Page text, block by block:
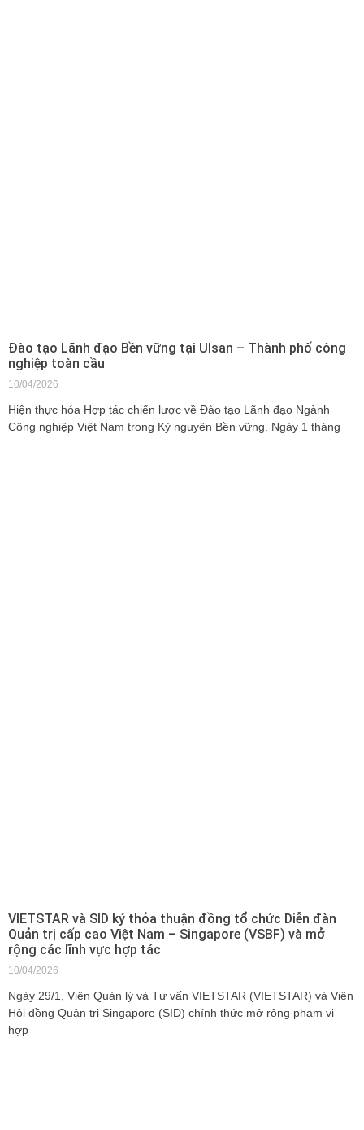
Đào tạo Lãnh đạo Bền vững tại Ulsan – Thành phố công
nghiệp toàn cầu
10/04/2026
Hiện thực hóa Hợp tác chiến lược về Đào tạo Lãnh đạo Ngành
Công nghiệp Việt Nam trong Kỷ nguyên Bền vững. Ngày 1 tháng
VIETSTAR và SID ký thỏa thuận đồng tổ chức Diễn đàn
Quản trị cấp cao Việt Nam – Singapore (VSBF) và mở
rộng các lĩnh vực hợp tác
10/04/2026
Ngày 29/1, Viện Quản lý và Tư vấn VIETSTAR (VIETSTAR) và Viện
Hội đồng Quản trị Singapore (SID) chính thức mở rộng phạm vi
hợp